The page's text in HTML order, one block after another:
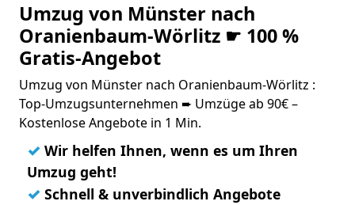
Umzug von Münster nach
Oranienbaum-Wörlitz ☛ 100 %
Gratis-Angebot
Umzug von Münster nach Oranienbaum-Wörlitz :
Top-Umzugsunternehmen ➨ Umzüge ab 90€ –
Kostenlose Angebote in 1 Min.
✓ Wir helfen Ihnen, wenn es um Ihren
Umzug geht!
✓ Schnell & unverbindlich Angebote